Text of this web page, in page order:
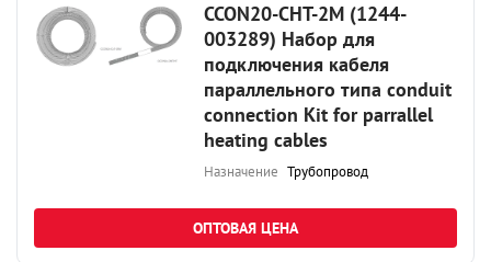
CCON20-CHT-2M (1244-
003289) Набор для
подключения кабеля
параллельного типа conduit
connection Kit for parrallel
heating cables
Назначение Трубопровод
ОПТОВАЯ ЦЕНА